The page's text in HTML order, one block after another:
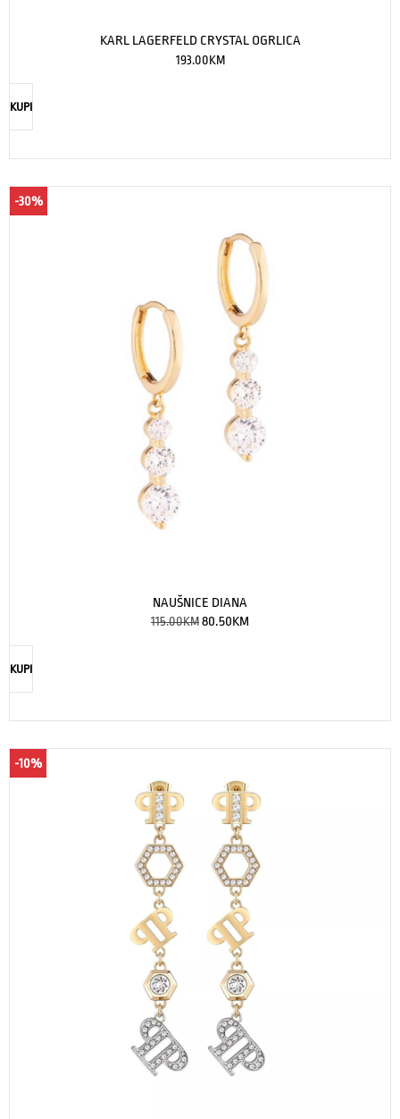
KARL LAGERFELD CRYSTAL OGRLICA
193.00KM
KUPI
-30%
NAUŠNICE DIANA
115.00KM80.50KM
KUPI
-10%